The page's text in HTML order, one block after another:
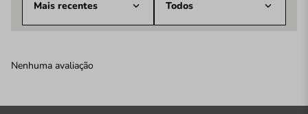
Mais recentes Todos
Nenhuma avaliação